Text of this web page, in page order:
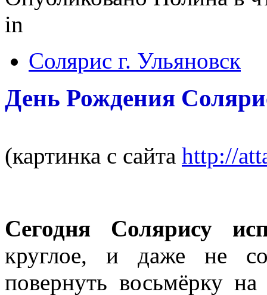
in
Солярис г. Ульяновск
День Рождения
(картинка с сайта http://
Сегодня Солярису
круглое, и даже не
повернуть восьмёрку